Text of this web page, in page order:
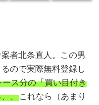
者北条直人。この男
ので実際無料登録し
ース分の「買い目付き
、これなら（あまり